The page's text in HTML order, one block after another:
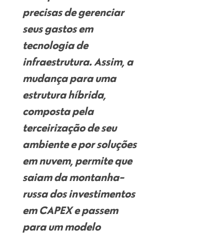
precisas de gerenciar
seus gastos em
tecnologia de
infraestrutura. Assim, a
mudança para uma
estrutura híbrida,
composta pela
terceirização de seu
ambiente e por soluções
em nuvem, permite que
saiam da montanha-
russa dos investimentos
em CAPEX e passem
para um modelo